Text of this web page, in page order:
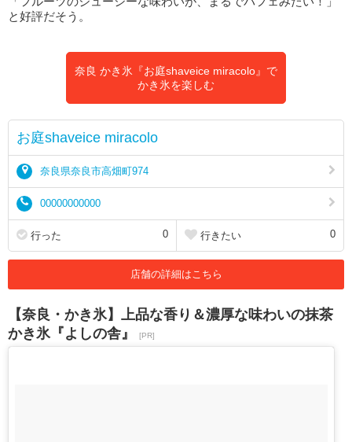
と好評だそう。
奈良 かき氷『お庭shaveice miracolo』で
かき氷を楽しむ
お庭shaveice miracolo
奈良県奈良市高畑町974
00000000000
行った 0 行きたい 0
店舗の詳細はこちら
【奈良・かき氷】上品な香り＆濃厚な味わいの抹茶
かき氷『よしの舎』
[PR]